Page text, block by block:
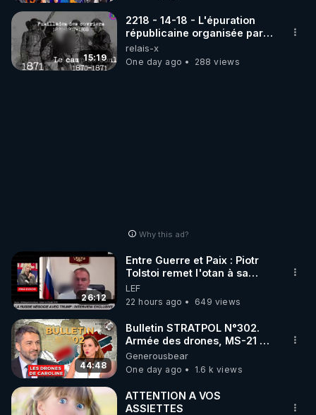
15:19
2218 - 14-18 - L'épuration
républicaine organisée par
les frères de la truelle
relais-x
One day ago
288 views
Why this ad?
26:12
Entre Guerre et Paix : Piotr
Tolstoi remet l'otan à sa
place - Interview exclusif
LEF
22 hours ago
649 views
44:48
Bulletin STRATPOL N°302.
Armée des drones, MS-21 en
série, missiles coréens.
07.08.2026.
Generousbear
One day ago
1.6 k views
ATTENTION A VOS
ASSIETTES